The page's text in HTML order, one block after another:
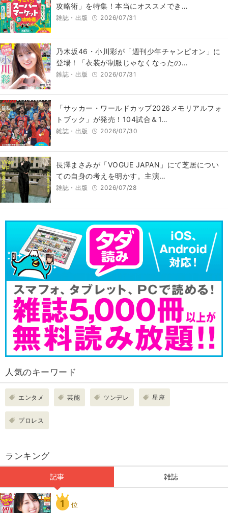
攻略術」を特集！本当にオススメでき…
雑誌・出版 2026/07/31
乃木坂46・小川彩が「週刊少年チャンピオン」に
登場！「衣装が制服じゃなくなったの…
雑誌・出版 2026/07/31
「サッカー・ワールドカップ2026メモリアルフォ
トブック」が発売！104試合＆1…
雑誌・出版 2026/07/30
長澤まさみが「VOGUE JAPAN」にて芝居につい
ての自身の考えを明かす。主演…
雑誌・出版 2026/07/28
人気のキーワード
エンタメ 芸能 ツンデレ 星座
プロレス
ランキング
記事 雑誌
1 位